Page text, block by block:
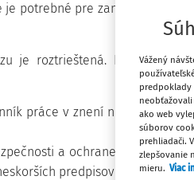
potrebné pre zamestnancov
je roztrieštená.
práce v znení neskorších
a ochrane zdravia pri
predpisov (ďalej len
Vážený
predpoklady
ako web
súborov
prehliadači.
zlepšovanie
mieru. Viac